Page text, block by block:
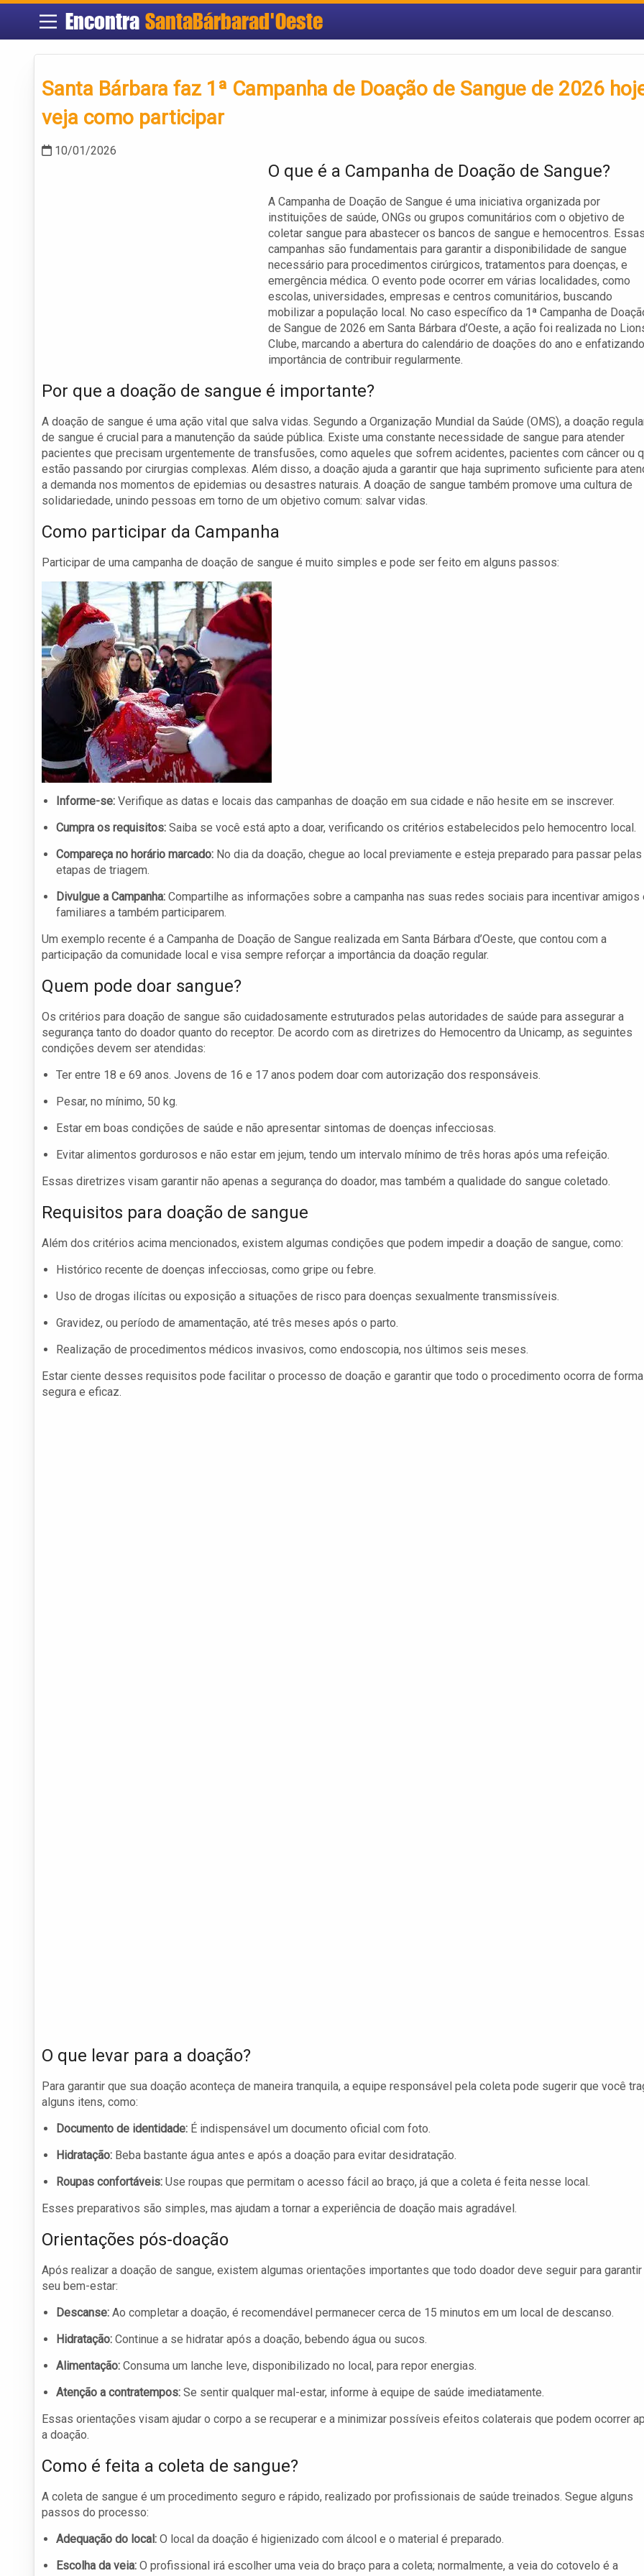
Encontra SantaBárbarad'Oeste
Santa Bárbara faz 1ª Campanha de Doação de Sangue de 2026
veja como participar
10/01/2026
O que é a Campanha de Doação de Sangue?
A Campanha de Doação de Sangue é uma iniciativa organizada por
instituições de saúde, ONGs ou grupos comunitários com o objetivo de
coletar sangue para abastecer os bancos de sangue e hemocentros.
campanhas são fundamentais para garantir a disponibilidade de sangue
necessário para procedimentos cirúrgicos, tratamentos para doenças, e
emergência médica. O evento pode ocorrer em várias localidades, como
escolas, universidades, empresas e centros comunitários, buscando
mobilizar a população local. No caso específico da 1ª Campanha de
de Sangue de 2026 em Santa Bárbara d’Oeste, a ação foi realizada no
Clube, marcando a abertura do calendário de doações do ano e
importância de contribuir regularmente.
Por que a doação de sangue é importante?
A doação de sangue é uma ação vital que salva vidas. Segundo a Organização Mundial da Saúde (OMS), a doação
de sangue é crucial para a manutenção da saúde pública. Existe uma constante necessidade de sangue para atender
pacientes que precisam urgentemente de transfusões, como aqueles que sofrem acidentes, pacientes com câncer ou
estão passando por cirurgias complexas. Além disso, a doação ajuda a garantir que haja suprimento suficiente para
a demanda nos momentos de epidemias ou desastres naturais. A doação de sangue também promove uma cultura de
solidariedade, unindo pessoas em torno de um objetivo comum: salvar vidas.
Como participar da Campanha
Participar de uma campanha de doação de sangue é muito simples e pode ser feito em alguns passos:
Informe-se: Verifique as datas e locais das campanhas de doação em sua cidade e não hesite em se inscrever.
Cumpra os requisitos: Saiba se você está apto a doar, verificando os critérios estabelecidos pelo hemocentro local.
Compareça no horário marcado: No dia da doação, chegue ao local previamente e esteja preparado para passar pelas
etapas de triagem.
Divulgue a Campanha: Compartilhe as informações sobre a campanha nas suas redes sociais para incentivar amigos
familiares a também participarem.
Um exemplo recente é a Campanha de Doação de Sangue realizada em Santa Bárbara d’Oeste, que contou com a
participação da comunidade local e visa sempre reforçar a importância da doação regular.
Quem pode doar sangue?
Os critérios para doação de sangue são cuidadosamente estruturados pelas autoridades de saúde para assegurar a
segurança tanto do doador quanto do receptor. De acordo com as diretrizes do Hemocentro da Unicamp, as seguintes
condições devem ser atendidas:
Ter entre 18 e 69 anos. Jovens de 16 e 17 anos podem doar com autorização dos responsáveis.
Pesar, no mínimo, 50 kg.
Estar em boas condições de saúde e não apresentar sintomas de doenças infecciosas.
Evitar alimentos gordurosos e não estar em jejum, tendo um intervalo mínimo de três horas após uma refeição.
Essas diretrizes visam garantir não apenas a segurança do doador, mas também a qualidade do sangue coletado.
Requisitos para doação de sangue
Além dos critérios acima mencionados, existem algumas condições que podem impedir a doação de sangue, como:
Histórico recente de doenças infecciosas, como gripe ou febre.
Uso de drogas ilícitas ou exposição a situações de risco para doenças sexualmente transmissíveis.
Gravidez, ou período de amamentação, até três meses após o parto.
Realização de procedimentos médicos invasivos, como endoscopia, nos últimos seis meses.
Estar ciente desses requisitos pode facilitar o processo de doação e garantir que todo o procedimento ocorra de forma
segura e eficaz.
O que levar para a doação?
Para garantir que sua doação aconteça de maneira tranquila, a equipe responsável pela coleta pode sugerir que você
alguns itens, como:
Documento de identidade: É indispensável um documento oficial com foto.
Hidratação: Beba bastante água antes e após a doação para evitar desidratação.
Roupas confortáveis: Use roupas que permitam o acesso fácil ao braço, já que a coleta é feita nesse local.
Esses preparativos são simples, mas ajudam a tornar a experiência de doação mais agradável.
Orientações pós-doação
Após realizar a doação de sangue, existem algumas orientações importantes que todo doador deve seguir para garantir
seu bem-estar:
Descanse: Ao completar a doação, é recomendável permanecer cerca de 15 minutos em um local de descanso.
Hidratação: Continue a se hidratar após a doação, bebendo água ou sucos.
Alimentação: Consuma um lanche leve, disponibilizado no local, para repor energias.
Atenção a contratempos: Se sentir qualquer mal-estar, informe à equipe de saúde imediatamente.
Essas orientações visam ajudar o corpo a se recuperar e a minimizar possíveis efeitos colaterais que podem ocorrer
a doação.
Como é feita a coleta de sangue?
A coleta de sangue é um procedimento seguro e rápido, realizado por profissionais de saúde treinados. Segue alguns
passos do processo:
Adequação do local: O local da doação é higienizado com álcool e o material é preparado.
Escolha da veia: O profissional irá escolher uma veia do braço para a coleta; normalmente, a veia do cotovelo é a